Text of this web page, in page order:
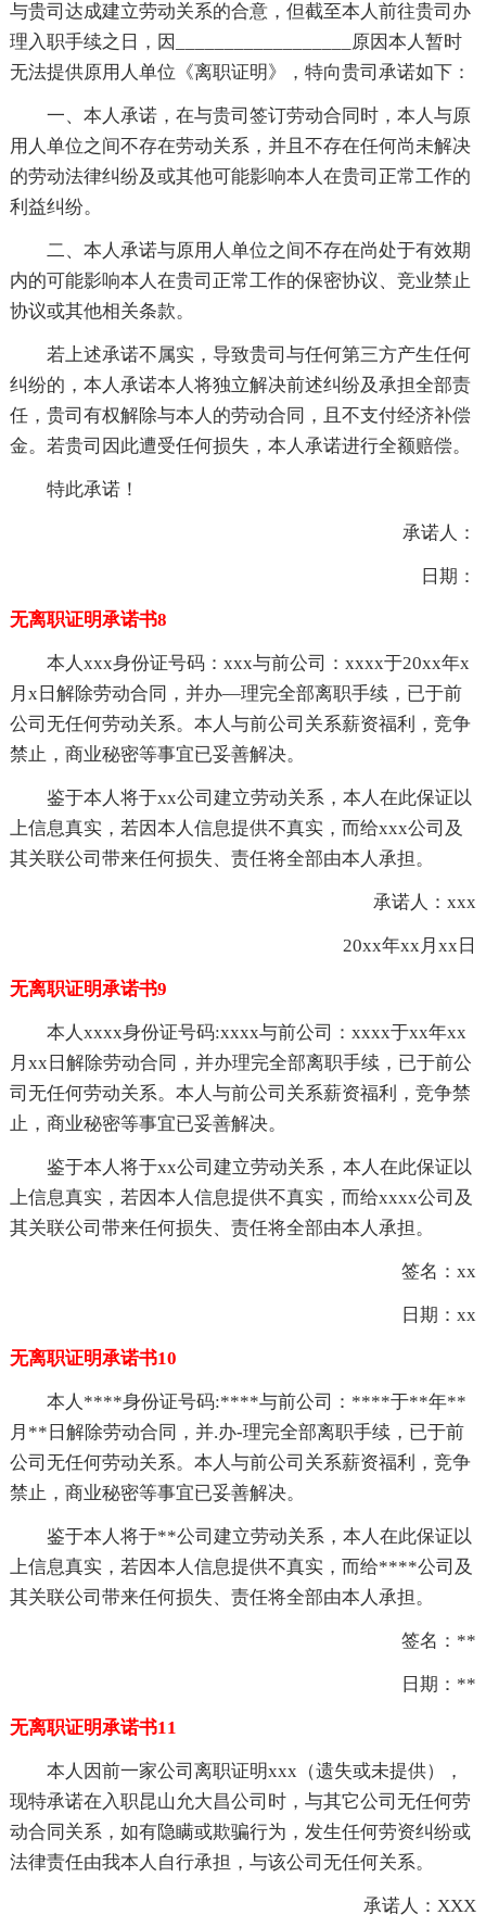
与贵司达成建立劳动关系的合意，但截至本人前往贵司办
理入职手续之日，因__________________原因本人暂时
无法提供原用人单位《离职证明》，特向贵司承诺如下：
一、本人承诺，在与贵司签订劳动合同时，本人与原
用人单位之间不存在劳动关系，并且不存在任何尚未解决
的劳动法律纠纷及或其他可能影响本人在贵司正常工作的
利益纠纷。
二、本人承诺与原用人单位之间不存在尚处于有效期
内的可能影响本人在贵司正常工作的保密协议、竞业禁止
协议或其他相关条款。
若上述承诺不属实，导致贵司与任何第三方产生任何
纠纷的，本人承诺本人将独立解决前述纠纷及承担全部责
任，贵司有权解除与本人的劳动合同，且不支付经济补偿
金。若贵司因此遭受任何损失，本人承诺进行全额赔偿。
特此承诺！
承诺人：
日期：
无离职证明承诺书8
本人xxx身份证号码：xxx与前公司：xxxx于20xx年x
月x日解除劳动合同，并办—理完全部离职手续，已于前
公司无任何劳动关系。本人与前公司关系薪资福利，竞争
禁止，商业秘密等事宜已妥善解决。
鉴于本人将于xx公司建立劳动关系，本人在此保证以
上信息真实，若因本人信息提供不真实，而给xxx公司及
其关联公司带来任何损失、责任将全部由本人承担。
承诺人：xxx
20xx年xx月xx日
无离职证明承诺书9
本人xxxx身份证号码:xxxx与前公司：xxxx于xx年xx
月xx日解除劳动合同，并办理完全部离职手续，已于前公
司无任何劳动关系。本人与前公司关系薪资福利，竞争禁
止，商业秘密等事宜已妥善解决。
鉴于本人将于xx公司建立劳动关系，本人在此保证以
上信息真实，若因本人信息提供不真实，而给xxxx公司及
其关联公司带来任何损失、责任将全部由本人承担。
签名：xx
日期：xx
无离职证明承诺书10
本人****身份证号码:****与前公司：****于**年**
月**日解除劳动合同，并.办-理完全部离职手续，已于前
公司无任何劳动关系。本人与前公司关系薪资福利，竞争
禁止，商业秘密等事宜已妥善解决。
鉴于本人将于**公司建立劳动关系，本人在此保证以
上信息真实，若因本人信息提供不真实，而给****公司及
其关联公司带来任何损失、责任将全部由本人承担。
签名：**
日期：**
无离职证明承诺书11
本人因前一家公司离职证明xxx（遗失或未提供），
现特承诺在入职昆山允大昌公司时，与其它公司无任何劳
动合同关系，如有隐瞒或欺骗行为，发生任何劳资纠纷或
法律责任由我本人自行承担，与该公司无任何关系。
承诺人：XXX